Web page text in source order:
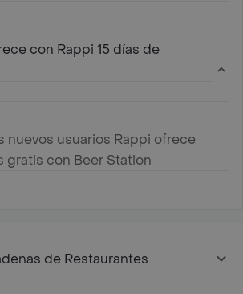
con Rappi 15 días de
nuevos usuarios Rappi ofrece
gratis con Beer Station
de Restaurantes